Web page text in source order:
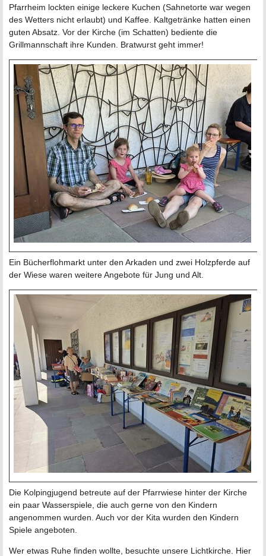
Pfarrheim lockten einige leckere Kuchen (Sahnetorte war wegen
des Wetters nicht erlaubt) und Kaffee. Kaltgetränke hatten einen
guten Absatz. Vor der Kirche (im Schatten) bediente die
Grillmannschaft ihre Kunden. Bratwurst geht immer!
Ein Bücherflohmarkt unter den Arkaden und zwei Holzpferde auf
der Wiese waren weitere Angebote für Jung und Alt.
Die Kolpingjugend betreute auf der Pfarrwiese hinter der Kirche
ein paar Wasserspiele, die auch gerne von den Kindern
angenommen wurden. Auch vor der Kita wurden den Kindern
Spiele angeboten.
Wer etwas Ruhe finden wollte, besuchte unsere Lichtkirche. Hier